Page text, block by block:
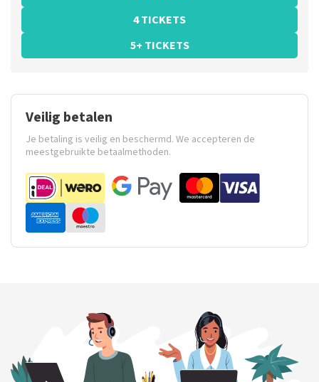
4 TICKETS
5+ TICKETS
Veilig betalen
Je betaling is veilig en beschermd. We accepteren de
meestgebruikte betaalmethoden.